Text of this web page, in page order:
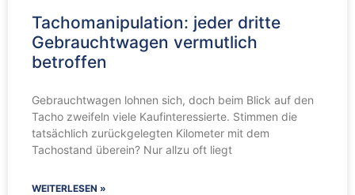
Tachomanipulation: jeder dritte
Gebrauchtwagen vermutlich
betroffen
Gebrauchtwagen lohnen sich, doch beim Blick auf den
Tacho zweifeln viele Kaufinteressierte. Stimmen die
tatsächlich zurückgelegten Kilometer mit dem
Tachostand überein? Nur allzu oft liegt
WEITERLESEN »